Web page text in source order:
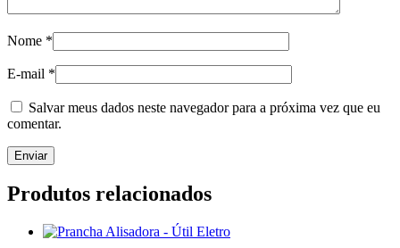
Nome *
E-mail *
Salvar meus dados neste navegador para a próxima vez que eu
comentar.
Produtos relacionados